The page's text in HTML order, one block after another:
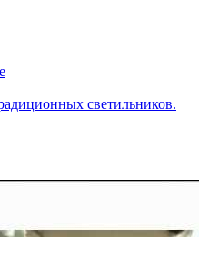
светильников.